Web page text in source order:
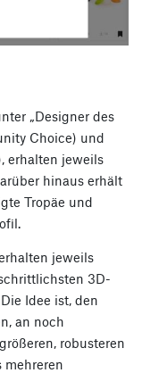
„Designer des
Choice) und
erhalten jeweils
hinaus erhält
Tropäe und
jeweils
3D-
Idee ist, den
an noch
robusteren
mehreren